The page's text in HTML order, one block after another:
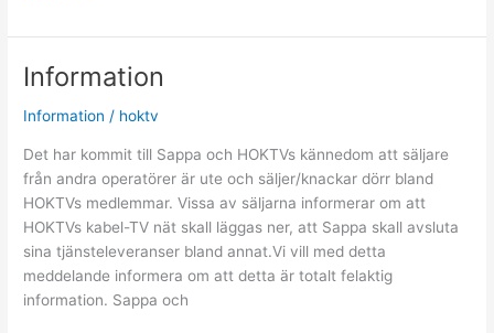
Till
medlemmar
i
Information
Information / hoktv
Det har kommit till Sappa och HOKTVs kännedom att säljare
från andra operatörer är ute och säljer/knackar dörr bland
HOKTVs medlemmar. Vissa av säljarna informerar om att
HOKTVs kabel-TV nät skall läggas ner, att Sappa skall avsluta
sina tjänsteleveranser bland annat.Vi vill med detta
meddelande informera om att detta är totalt felaktig
information. Sappa och